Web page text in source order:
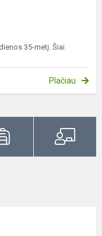
35-metį. Šiai
Plačiau